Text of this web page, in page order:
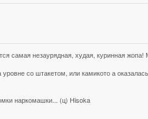
самая незаурядная, худая, куринная
со штакетом, или камикото а
наркомашки... (ц) Hisoka